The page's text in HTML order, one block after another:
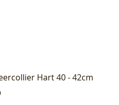
Hart 40 - 42cm